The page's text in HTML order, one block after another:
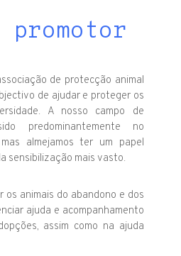
promotor
de protecção animal
de ajudar e proteger os
A nosso campo de
predominantemente no
almejamos ter um papel
sensibilização mais vasto.
os animais do abandono e dos
ajuda e acompanhamento
assim como na ajuda